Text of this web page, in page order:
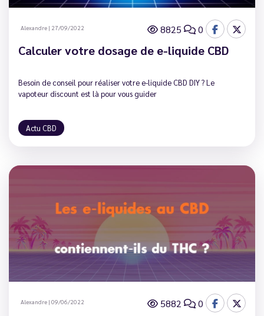
Alexandre | 27/09/2022 8825 0
Calculer votre dosage de e-liquide CBD
Besoin de conseil pour réaliser votre e-liquide CBD DIY ? Le
vapoteur discount est là pour vous guider
Actu CBD
Alexandre | 09/06/2022 5882 0